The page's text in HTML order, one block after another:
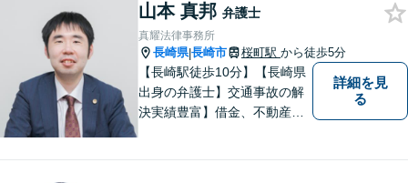
談にお越しください。
山本 真邦 弁護士
真耀法律事務所
長崎県|長崎市 桜町駅 から徒歩5分
【長崎駅徒歩10分】【長崎県
出身の弁護士】交通事故の解
決実績豊富】借金、不動産、
詳細を見
る